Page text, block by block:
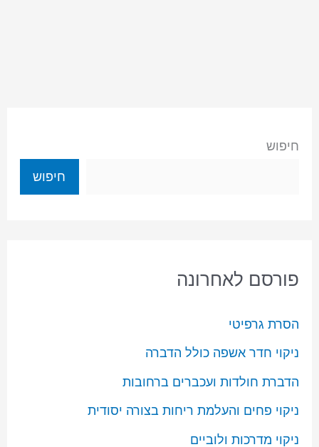
חיפוש
חיפוש
פורסם לאחרונה
הסרת גרפיטי
ניקוי חדר אשפה כולל הדברה
הדברת חולדות ועכברים ברחובות
ניקוי פחים והעלמת ריחות בצורה יסודית
ניקוי מדרכות ולוביים